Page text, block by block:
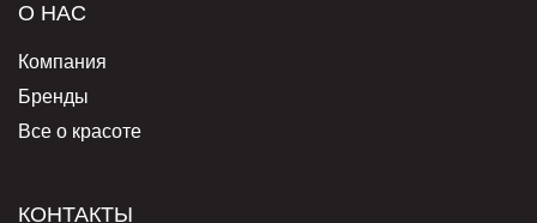
О НАС
Компания
Бренды
Все о красоте
КОНТАКТЫ